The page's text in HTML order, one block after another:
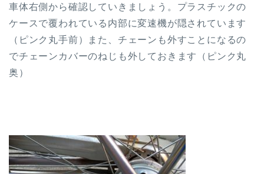
車体右側から確認していきましょう。プラスチックの
ケースで覆われている内部に変速機が隠されています
（ピンク丸手前）また、チェーンも外すことになるの
でチェーンカバーのねじも外しておきます（ピンク丸
奥）